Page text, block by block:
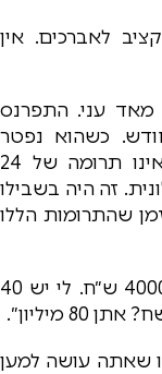
לאברכים. אין
עני. התפרנס
של 4000 שח בחודש. כשהוא נפטר
פתחנו את החשבונות שלו ונדהמנו. ראינו תרומה של 24
פלונית. זה היה בשבילו
שהתרומות הללו
״עכשיו״, המשיך השר כחלון, ״לאבי היו 4000 ש״ח. לי יש 40
שאתה עושה למען